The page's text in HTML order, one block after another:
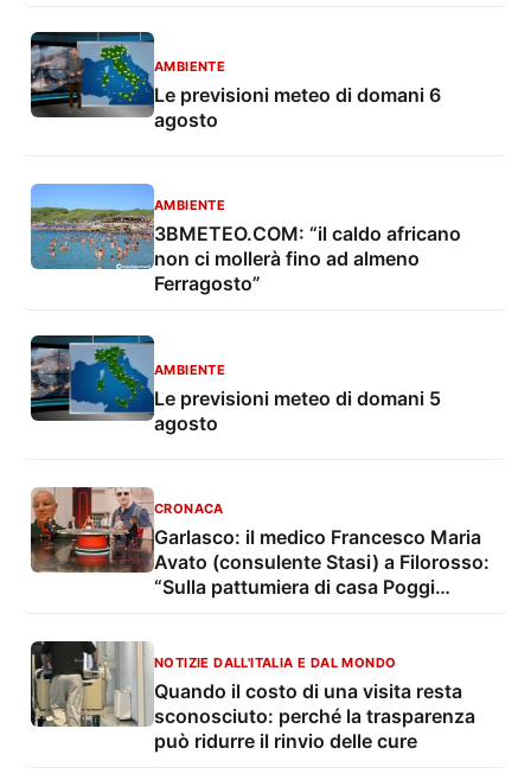
AMBIENTE
Le previsioni meteo di domani 6
agosto
AMBIENTE
3BMETEO.COM: “il caldo africano
non ci mollerà fino ad almeno
Ferragosto”
AMBIENTE
Le previsioni meteo di domani 5
agosto
CRONACA
Garlasco: il medico Francesco Maria
Avato (consulente Stasi) a Filorosso:
“Sulla pattumiera di casa Poggi
NOTIZIE DALL'ITALIA E DAL MONDO
Quando il costo di una visita resta
sconosciuto: perché la trasparenza
può ridurre il rinvio delle cure